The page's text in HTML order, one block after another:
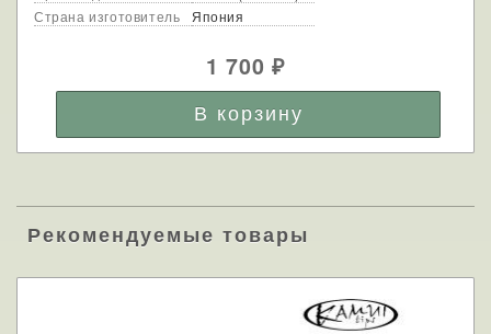
Страна изготовитель
Япония
1 700₽
Рекомендуемые товары